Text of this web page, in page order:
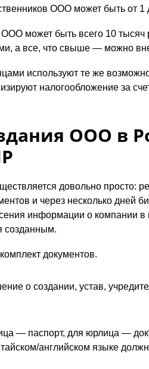
ООО может быть от 1
может быть всего 10
а все, что свыше — можно
используют те же
налогообложение за
ООО в
довольно просто:
и через несколько дней
информации о компании в
созданным.
документов.
о создании, устав,
— паспорт, для юрлица —
английском языке